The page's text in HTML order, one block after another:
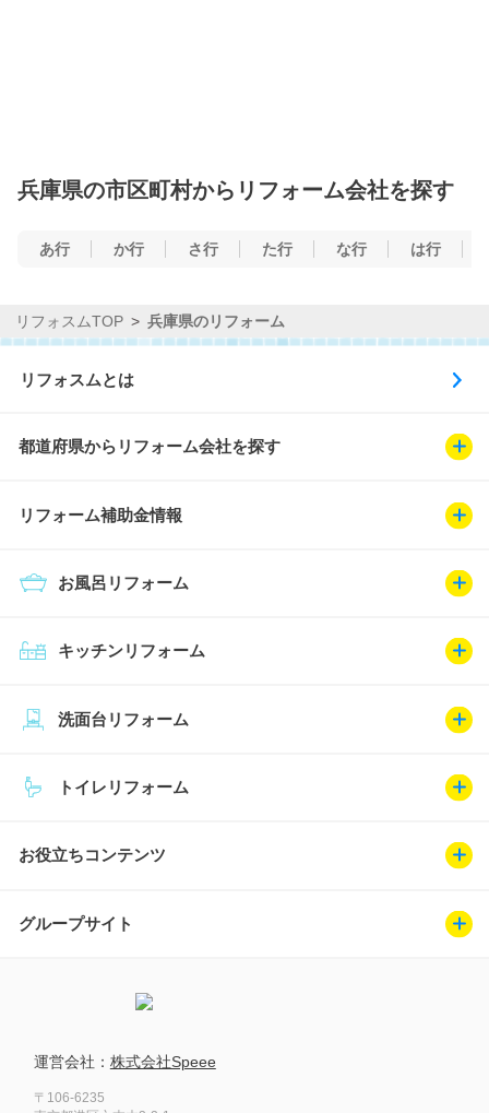
兵庫県の市区町村からリフォーム会社を探す
あ行 か行 さ行 た行 な行 は行
リフォスムTOP 兵庫県のリフォーム
リフォスムとは
都道府県からリフォーム会社を探す
リフォーム補助金情報
キッチンリフォーム
お風呂リフォーム
トイレリフォーム
洗面台リフォーム
お役立ちコンテンツ
グループサイト
運営会社： 株式会社Speee
〒106-6235